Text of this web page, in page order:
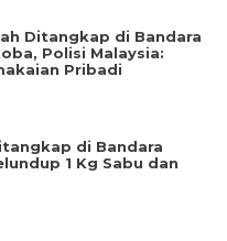
Ditangkap di Bandara
Polisi Malaysia:
Pribadi
di Bandara
1 Kg Sabu dan